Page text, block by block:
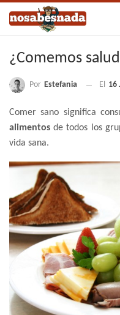
¿Comemos
Por Estefania El 16
Comer sano significa
alimentos de todos los
vida sana.